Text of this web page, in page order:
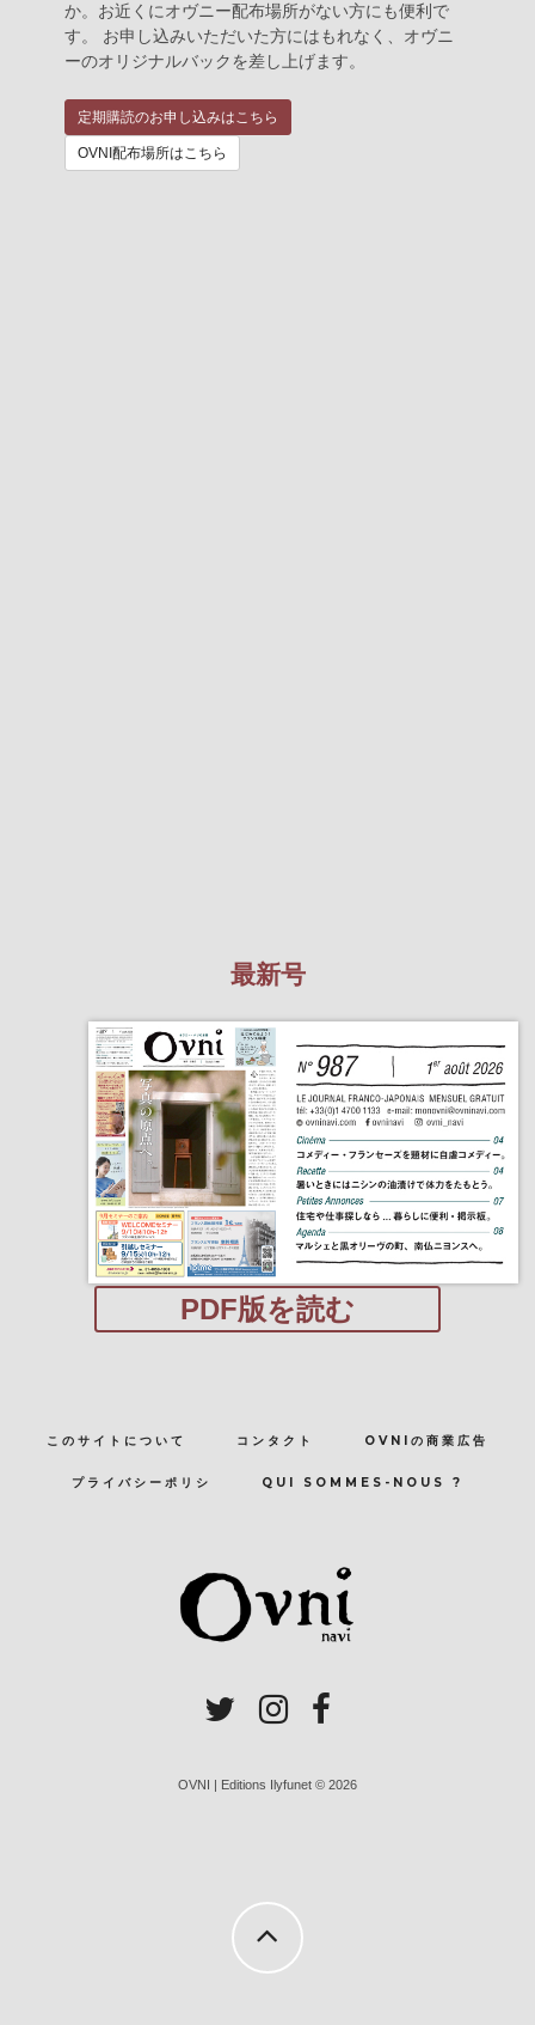
か。お近くにオヴニー配布場所がない方にも便利で
す。 お申し込みいただいた方にはもれなく、オヴニ
ーのオリジナルバックを差し上げます。
定期購読のお申し込みはこちら
OVNI配布場所はこちら
最新号
PDF版を読む
このサイトについて コンタクト OVNIの商業広告
プライバシーポリシ QUI SOMMES-NOUS ?
OVNI | Editions Ilyfunet © 2026